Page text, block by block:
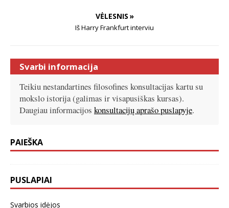
VĖLESNIS »
Iš Harry Frankfurt interviu
Svarbi informacija
Teikiu nestandartines filosofines konsultacijas kartu su
mokslo istorija (galimas ir visapusiškas kursas).
Daugiau informacijos konsultacijų aprašo puslapyje.
PAIEŠKA
PUSLAPIAI
Svarbios idėjos